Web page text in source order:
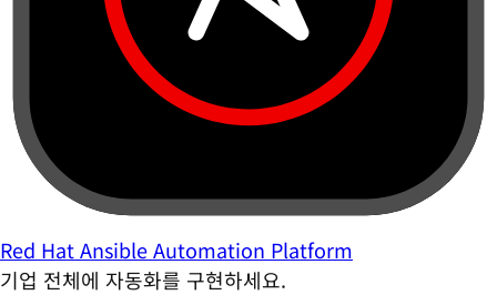
Red Hat Ansible Automation Platform
기업 전체에 자동화를 구현하세요.